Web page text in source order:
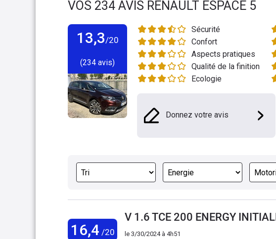
VOS 234 AVIS RENAULT ESPACE 5
13,3/20
(234 avis)
Sécurité
Confort
Aspects pratiques
Qualité de la finition
Ecologie
Donnez votre avis
16,4 /20
V 1.6 TCE 200 ENERGY
le 3/30/2024 à 4h51